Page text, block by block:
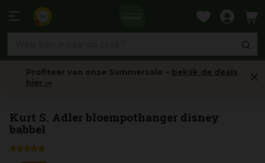
naar
Profiteer van onze Summersale – bekijk de deals
hier ›››
Kurt S. Adler bloempothanger disney
babbel